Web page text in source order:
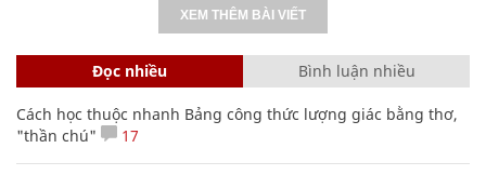
XEM THÊM BÀI VIẾT
Đọc nhiều Bình luận nhiều
Cách học thuộc nhanh Bảng công thức lượng giác bằng thơ,
"thần chú"
17